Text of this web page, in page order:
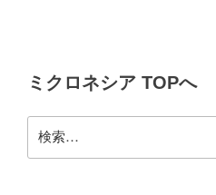
ン
ミクロネシア TOPへ
索: